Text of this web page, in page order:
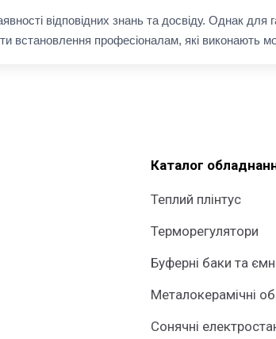
відповідних знань та досвіду. Однак для
встановлення професіоналам, які виконають
Каталог
Теплий плінтус
Терморегулятори
Буферні баки та
Металокерамічні
Сонячні